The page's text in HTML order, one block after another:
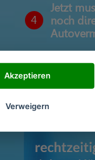
4
Jetzt
noch
Akzeptieren
Verweigern